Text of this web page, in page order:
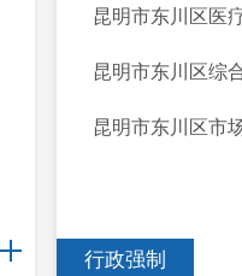
昆明市东川区医
昆明市东川区综
昆明市东川区市
行政强制